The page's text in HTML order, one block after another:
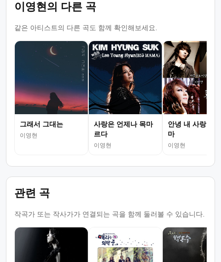
이영현의 다른 곡
같은 아티스트의 다른 곡도 함께 확인해보세요.
그래서 그대는
이영현
사랑은 언제나 목마
르다
이영현
안녕 내 사랑 (드
마
이영현
관련 곡
작곡가 또는 작사가가 연결되는 곡을 함께 둘러볼 수 있습니다.